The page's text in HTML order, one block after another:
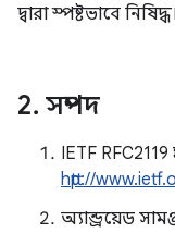
দ্বারা স্পষ্টভাবে নিষিদ্ধ।
2. সম্পদ
IETF RFC2119
http://
অ্যান্ড্রয়েড